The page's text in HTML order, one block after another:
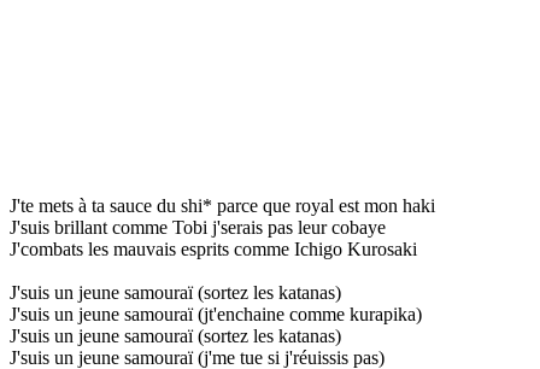
J'te mets à ta sauce du shi* parce que royal est mon haki
J'suis brillant comme Tobi j'serais pas leur cobaye
J'combats les mauvais esprits comme Ichigo Kurosaki
J'suis un jeune samouraï (sortez les katanas)
J'suis un jeune samouraï (jt'enchaine comme kurapika)
J'suis un jeune samouraï (sortez les katanas)
J'suis un jeune samouraï (j'me tue si j'réuissis pas)